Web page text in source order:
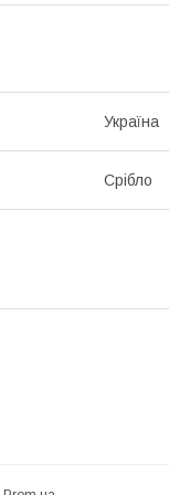
Україна
Срібло